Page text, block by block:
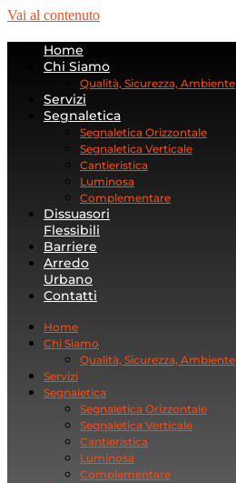
Vai al contenuto
Home
Chi Siamo
Qualità, Sicurezza, Ambiente
Servizi
Segnaletica
Segnaletica Orizzontale
Segnaletica Verticale
Cantieristica
Luminosa
Complementare
Dissuasori
Flessibili
Barriere
Arredo
Urbano
Contatti
Home
Chi Siamo
Qualità, Sicurezza, Ambiente
Servizi
Segnaletica
Segnaletica Orizzontale
Segnaletica Verticale
Cantieristica
Luminosa
Complementare